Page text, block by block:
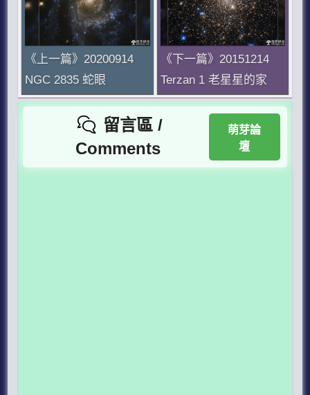
《上一篇》20200914
NGC 2835 蛇眼
《下一篇》20151214
Terzan 1 老星星的家
留言區 /
Comments
萌芽論
壇